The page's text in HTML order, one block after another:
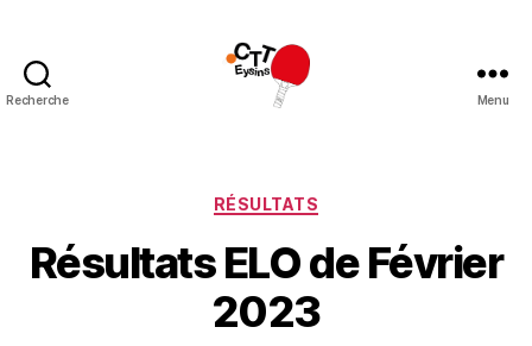
Recherche Menu
Catégories
RÉSULTATS
Résultats ELO de Février
2023